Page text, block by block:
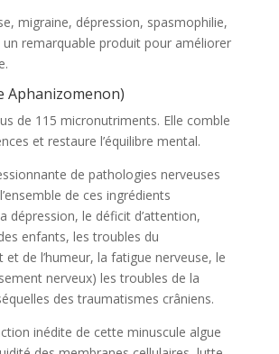
migraine, dépression, spasmophilie,
un remarquable produit pour améliorer
Aphanizomenon)
de 115 micronutriments. Elle comble
et restaure l’équilibre mental.
de pathologies nerveuses
de ces ingrédients
dépression, le déficit d’attention,
enfants, les troubles du
de l’humeur, la fatigue nerveuse, le
nerveux) les troubles de la
des traumatismes crâniens.
inédite de cette minuscule algue